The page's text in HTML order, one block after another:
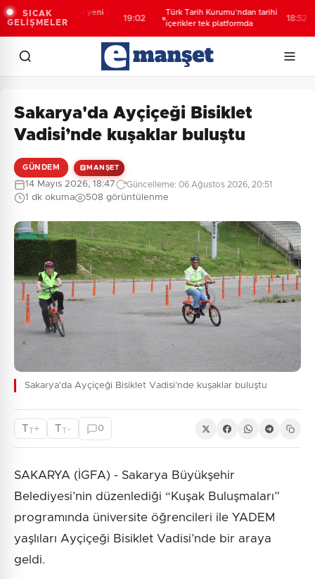
SICAK
GELİŞMELER
barcı filosuna iki yeni
19:02
Türk Tarih Kurumu’ndan tarihi
içerikler tek platformda
18:52
Sakarya'da Ayçiçeği Bisiklet
Vadisi’nde kuşaklar buluştu
GÜNDEM MANŞET
14 Mayıs 2026, 18:47 Güncelleme: 06 Ağustos 2026, 20:51
1 dk okuma 508 görüntülenme
Sakarya'da Ayçiçeği Bisiklet Vadisi’nde kuşaklar buluştu
TT+ TT - 0
SAKARYA (İGFA) - Sakarya Büyükşehir
Belediyesi’nin düzenlediği “Kuşak Buluşmaları”
programında üniversite öğrencileri ile YADEM
yaşlıları Ayçiçeği Bisiklet Vadisi’nde bir araya
geldi.